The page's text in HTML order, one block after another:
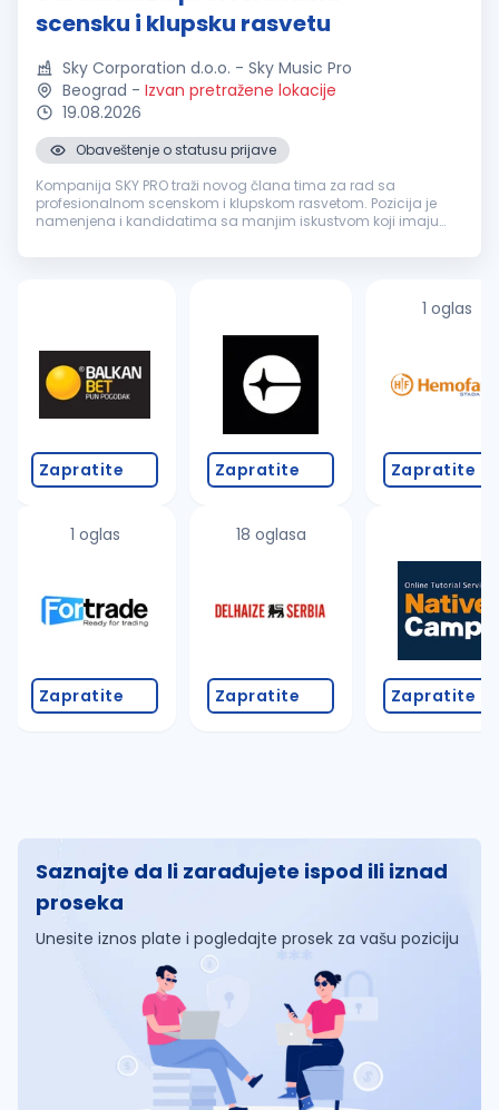
scensku i klupsku rasvetu
Sky Corporation d.o.o. - Sky Music Pro
Beograd - Izvan pretražene lokacije
19.08.2026
Obaveštenje o statusu prijave
Kompanija SKY PRO traži novog člana tima za rad sa
profesionalnom scenskom i klupskom rasvetom. Pozicija je
namenjena i kandidatima sa manjim iskustvom koji imaju
želju da se dalje razvijaju...
Zapratite
1 oglas
Zapratite
Zapratite
18 oglasa
Zapratite
1 oglas
Zapratite
Zapratite
Saznajte da li zarađujete ispod ili iznad
proseka
Unesite iznos plate i pogledajte prosek za vašu poziciju